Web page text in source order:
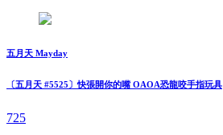
五月天 Mayday
〔五月天 #5525〕快張開你的嘴 OAOA恐龍咬手指玩具
725